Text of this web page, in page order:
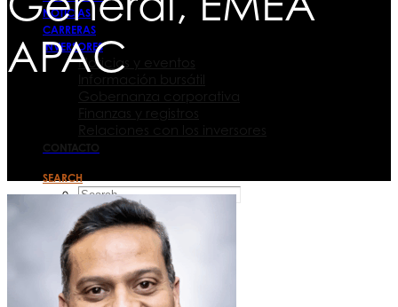
NOTICIAS
CARRERAS
INVERSORES
Noticias y eventos
Información bursátil
Gobernanza corporativa
Finanzas y registros
Relaciones con los inversores
CONTACTO
SEARCH
APAC